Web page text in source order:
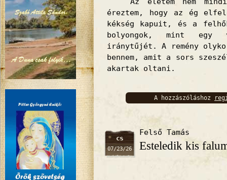
éreztem, hogy az ég
kékség kapuit, és a
bolyongok, mint egy
iránytűjét. A remény
bennem, amit a sors
akartak oltani.
A hozzászóláshoz
cs
07/23/26
Felső Tamás
Esteledik kis